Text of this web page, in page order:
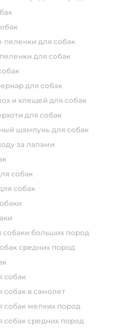
пеленки для собак
для собак
для собак
и клещей для собак
для собак
шампунь для собак
за лапами
собак
собак
собаки больших пород
средних пород
собак
собак в самолет
собак мелких пород
собак средних пород